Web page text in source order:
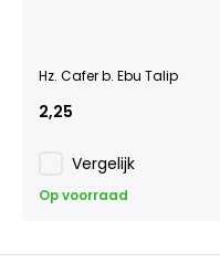
Hz. Cafer b. Ebu Talip
2,25
Vergelijk
Op voorraad